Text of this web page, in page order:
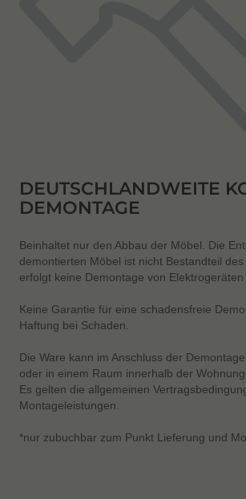
DEUTSCHLANDWEITE
DEMONTAGE
Beinhaltet nur den Abbau der Möbel. Die
demontierten Möbel ist nicht Bestandteil des
erfolgt keine Demontage von Elektrogeräten
Keine Garantie für eine schadensfreie
Haftung bei Schaden.
Die Ware kann im Anschluss der
oder in einem Raum innerhalb der
Es gelten die allgemeinen
Montageleistungen.
*nur zubuchbar zum Punkt Lieferung und